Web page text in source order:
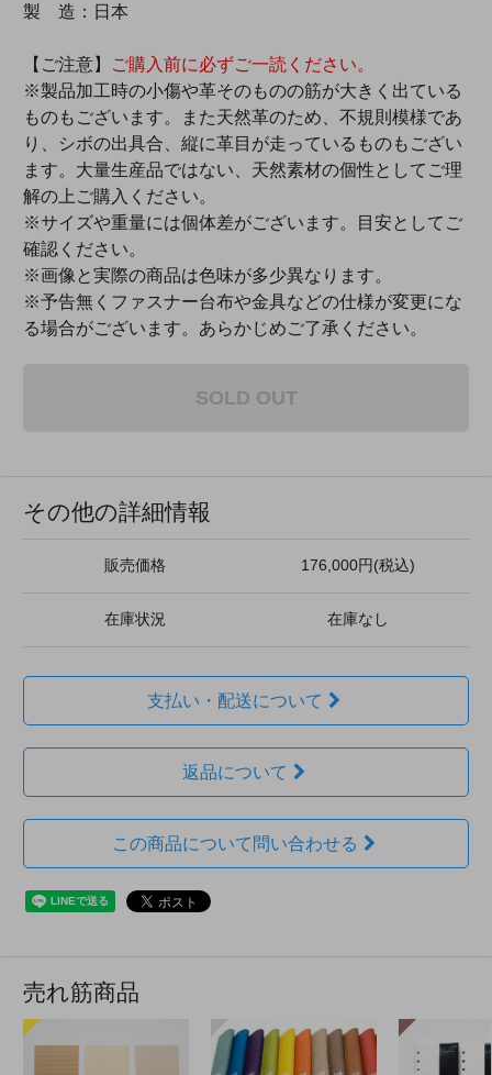
製 造：日本
【ご注意】
ご購入前に必ずご一読ください。
※製品加工時の小傷や革そのものの筋が大きく出ている
ものもございます。また天然革のため、不規則模様であ
り、シボの出具合、縦に革目が走っているものもござい
ます。大量生産品ではない、天然素材の個性としてご理
解の上ご購入ください。
※サイズや重量には個体差がございます。目安としてご
確認ください。
※画像と実際の商品は色味が多少異なります。
※予告無くファスナー台布や金具などの仕様が変更にな
る場合がございます。あらかじめご了承ください。
SOLD OUT
その他の詳細情報
販売価格 176,000円(税込)
在庫状況 在庫なし
支払い・配送について
返品について
この商品について問い合わせる
売れ筋商品